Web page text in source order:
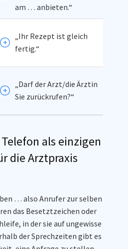
am … anbieten.“
„Ihr Rezept ist gleich
fertig.“
„Darf der Arzt/die Ärztin
Sie zurückrufen?“
als einzigen
die Arztpraxis
… also Anrufer zur selben
das Besetztzeichen oder
in der sie auf ungewisse
der Sprechzeiten gibt es